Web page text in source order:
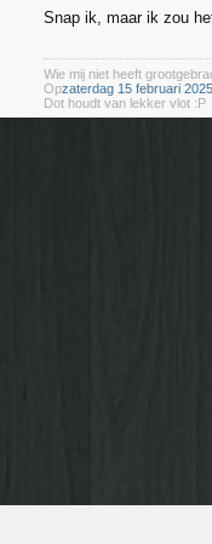
Snap ik, maar ik zou
Wie mij niet heeft
Opzaterdag 15 februari
Dot houdt van lekker vlot :P